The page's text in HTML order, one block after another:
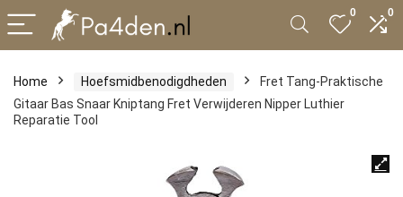
0 0
Home Hoefsmidbenodigdheden
Fret Tang-Praktische
Gitaar Bas Snaar Kniptang Fret Verwijderen Nipper Luthier
Reparatie Tool